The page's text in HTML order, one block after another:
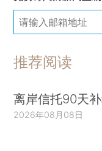
推荐阅读
离岸信托90天
2026年08月08日